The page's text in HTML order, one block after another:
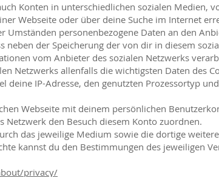
Konten in unterschiedlichen sozialen Medien,
Webseite oder über deine Suche im Internet
Umständen personenbezogene Daten an den
neben der Speicherung der von dir in diesem
vom Anbieter des sozialen Netzwerks
Netzwerks allenfalls die wichtigsten Daten des
deine IP-Adresse, den genutzten Prozessortyp
Webseite mit deinem persönlichen
Netzwerk den Besuch diesem Konto zuordnen.
das jeweilige Medium sowie die dortige
kannst du den Bestimmungen des jeweiligen
privacy/